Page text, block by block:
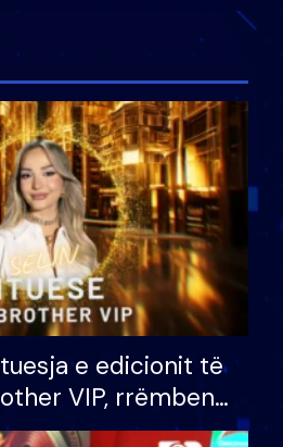
e edicionit të
VIP, rrëmben
prej 100 mijë eurosh